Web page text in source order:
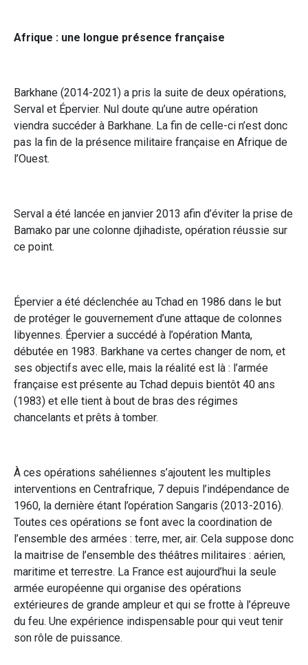
Afrique : une longue présence française
Barkhane (2014-2021) a pris la suite de deux opérations,
Serval et Épervier. Nul doute qu’une autre opération
viendra succéder à Barkhane. La fin de celle-ci n’est donc
pas la fin de la présence militaire française en Afrique de
l’Ouest.
Serval a été lancée en janvier 2013 afin d’éviter la prise de
Bamako par une colonne djihadiste, opération réussie sur
ce point.
Épervier a été déclenchée au Tchad en 1986 dans le but
de protéger le gouvernement d’une attaque de colonnes
libyennes. Épervier a succédé à l’opération Manta,
débutée en 1983. Barkhane va certes changer de nom, et
ses objectifs avec elle, mais la réalité est là : l’armée
française est présente au Tchad depuis bientôt 40 ans
(1983) et elle tient à bout de bras des régimes
chancelants et prêts à tomber.
À ces opérations sahéliennes s’ajoutent les multiples
interventions en Centrafrique, 7 depuis l’indépendance de
1960, la dernière étant l’opération Sangaris (2013-2016).
Toutes ces opérations se font avec la coordination de
l’ensemble des armées : terre, mer, air. Cela suppose donc
la maitrise de l’ensemble des théâtres militaires : aérien,
maritime et terrestre. La France est aujourd’hui la seule
armée européenne qui organise des opérations
extérieures de grande ampleur et qui se frotte à l’épreuve
du feu. Une expérience indispensable pour qui veut tenir
son rôle de puissance.